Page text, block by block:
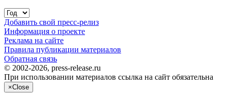
Добавить свой пресс-релиз
Информация о проекте
Реклама на сайте
Правила публикации материалов
Обратная связь
© 2002-2026, press-release.ru
При использовании материалов ссылка на сайт обязательна
×Close